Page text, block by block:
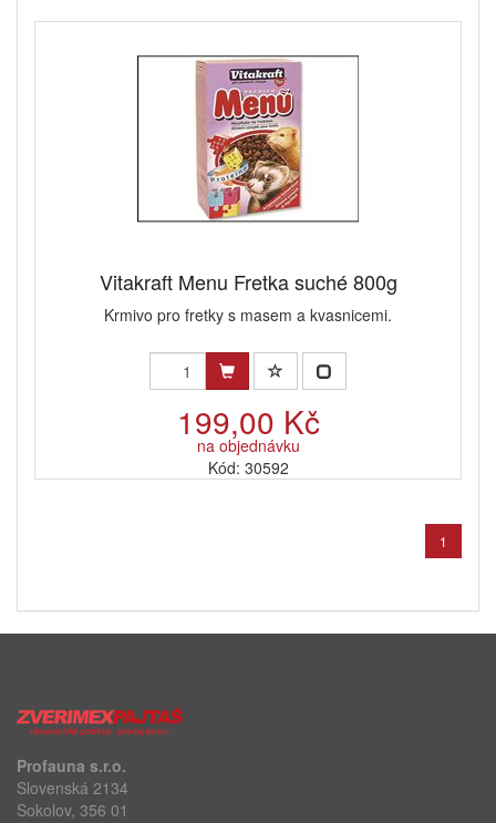
Vitakraft Menu Fretka suché 800g
Krmivo pro fretky s masem a kvasnicemi.
199,00 Kč
na objednávku
Kód: 30592
1
Profauna s.r.o.
Slovenská 2134
Sokolov, 356 01